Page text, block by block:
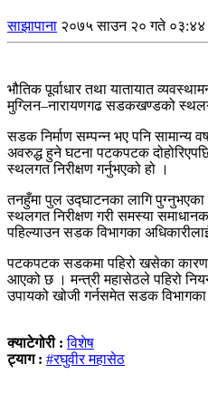
साझापाना २०७५ साउन २० गते ०३:४४
भौतिक पूर्वाधार तथा यातायात
मुग्लिन–नारायणगढ सडकखण्डको
सडक निर्माण सम्पन्न भए पनि सामान्य
अवरुद्ध हुने घटना पटकपटक
स्थलगत निरीक्षण गर्नुभएको हो ।
तनहुँमा पुल उद्घाटनका लागि
स्थलगत निरीक्षण गरी समस्या
पहिल्याउन सडक विभागका
पटकपटक सडकमा पहिरो खसेका कारण
आएको छ । मन्त्री महासेठले पहिरो
उपायको खोजी गर्नसमेत सडक विभागका
क्याटेगोरी :विशेष
ट्याग : #रघुवीर महासेठ